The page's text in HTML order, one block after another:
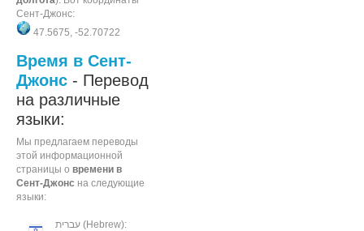
Сент-Джонс:
47.5675, -52.70722
Время в Сент-
Джонс - Перевод
на различные
языки:
Мы предлагаем переводы
этой информационной
страницы о времени в
Сент-Джонс на следующие
языки:
עברית (Hebrew):